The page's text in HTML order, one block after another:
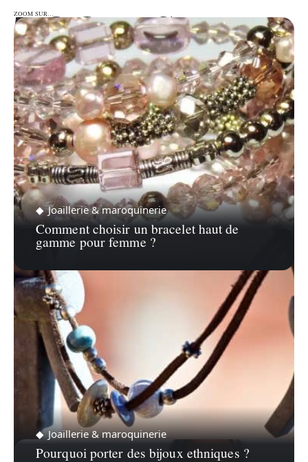
ZOOM SUR…
ZOOM SUR…
Joaillerie & maroquinerie
Comment choisir un bracelet haut de
gamme pour femme ?
Joaillerie & maroquinerie
Pourquoi porter des bijoux ethniques ?